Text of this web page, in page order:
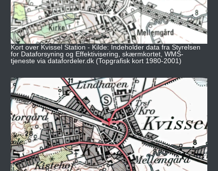
Kort over Kvissel Station - Kilde: Indeholder data fra Styrelsen
for Dataforsyning og Effektivisering, skærmkortet, WMS-
tjeneste via datafordeler.dk (Topgrafisk kort 1980-2001)